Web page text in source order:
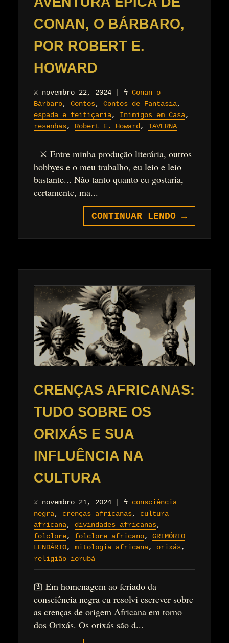
CONAN, O BÁRBARO,
POR ROBERT E.
HOWARD
⚔ novembro 22, 2024 ϟ Conan o
Bárbaro, Contos, Contos de Fantasia,
espada e feitiçaria, Inimigos em Casa,
resenhas, Robert E. Howard, TAVERNA
⚔ Entre minha produção literária, outros
hobbyes e o meu trabalho, eu leio e leio
bastante... Não tanto quanto eu gostaria,
certamente, ma...
CONTINUAR LENDO →
CRENÇAS AFRICANAS:
TUDO SOBRE OS
ORIXÁS E SUA
INFLUÊNCIA NA
CULTURA
⚔ novembro 21, 2024 ϟ consciência
negra, crenças africanas, cultura
africana, divindades africanas,
folclore, folclore africano, GRIMÓRIO
LENDÁRIO, mitologia africana, orixás,
religião iorubá
🛐 Em homenagem ao feriado da
consciência negra eu resolvi escrever sobre
as crenças de origem Africana em torno
dos Orixás. Os orixás são d...